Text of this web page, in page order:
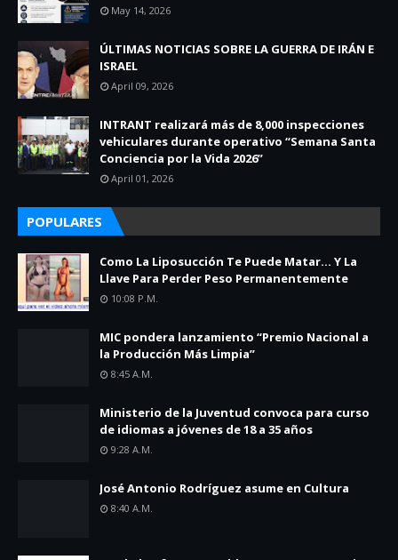
May 14, 2026
ÚLTIMAS NOTICIAS SOBRE LA GUERRA DE IRÁN E
ISRAEL
April 09, 2026
INTRANT realizará más de 8,000 inspecciones
vehiculares durante operativo “Semana Santa
Conciencia por la Vida 2026”
April 01, 2026
POPULARES
Como La Liposucción Te Puede Matar… Y La
Llave Para Perder Peso Permanentemente
10:08 P.m.
MIC pondera lanzamiento “Premio Nacional a
la Producción Más Limpia”
8:45 A.m.
Ministerio de la Juventud convoca para curso
de idiomas a jóvenes de 18 a 35 años
9:28 A.m.
José Antonio Rodríguez asume en Cultura
8:40 A.m.